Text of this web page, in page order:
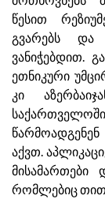
წესით
გვარებს და
ვანიჭებდით.
ეთნიკური
კი
აქვთ.
რომლებიც